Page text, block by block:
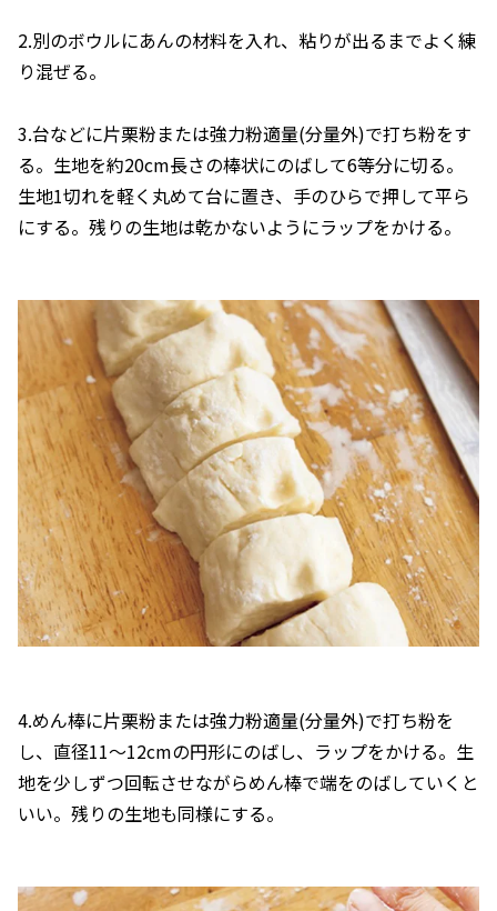
2.別のボウルにあんの材料を入れ、粘りが出るまでよく練
り混ぜる。
3.台などに片栗粉または強力粉適量(分量外)で打ち粉をす
る。生地を約20cm長さの棒状にのばして6等分に切る。
生地1切れを軽く丸めて台に置き、手のひらで押して平ら
にする。残りの生地は乾かないようにラップをかける。
4.めん棒に片栗粉または強力粉適量(分量外)で打ち粉を
し、直径11～12cmの円形にのばし、ラップをかける。生
地を少しずつ回転させながらめん棒で端をのばしていくと
いい。残りの生地も同様にする。